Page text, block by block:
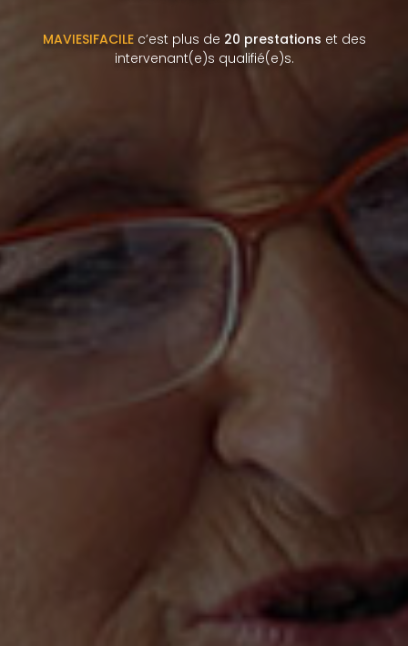
MAVIESIFACILEc’est plus de 20 prestations et des
intervenant(e)s qualifié(e)s.